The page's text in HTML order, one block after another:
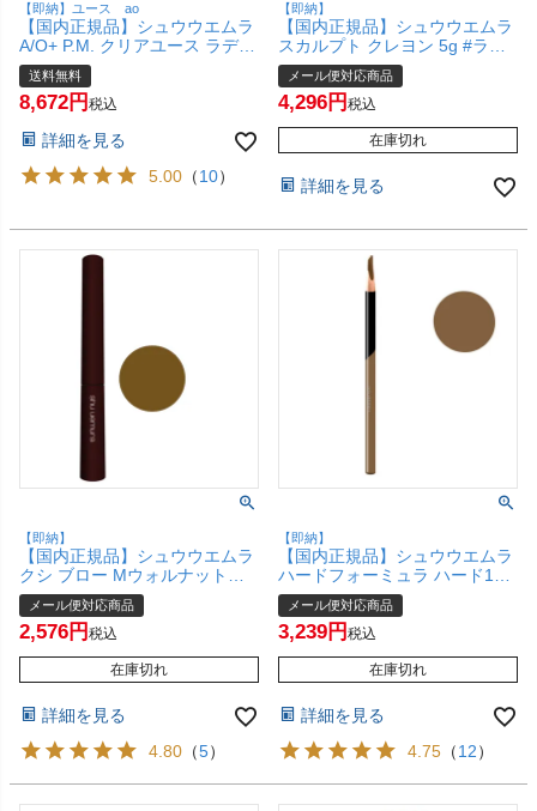
【即納】ユース ao
【国内正規品】シュウウエムラ
A/O+ P.M. クリアユース ラディ
アント クレンジングオイル
450ml shu uemura【メイク落
とし】【宅配便送料無料】
送料無料
8,672 税込
詳細を見る
5.00 （10）
【即納】
【国内正規品】シュウウエムラ
スカルプト クレヨン 5g #ラベ
ンダー グロー shu uemura【ア
イシャドー フェイスカラー チ
ーク】【メール便対応商品】
【SBT】(6068163)
メール便対応商品
4,296 税込
在庫切れ
詳細を見る
【即納】
【国内正規品】シュウウエムラ
クシ ブロー Mウォルナットブ
ラウン【アイブロー/アイブロ
ウ/眉墨/まゆ墨】【メール便対
応商品】【SBT】
メール便対応商品
2,576 税込
在庫切れ
詳細を見る
4.80 （5）
【即納】
【国内正規品】シュウウエムラ
ハードフォーミュラ ハード10
ウォルナット ブラウン 07 shu
uemura【アイブロウ ペンシル
アイブロー】【メール便対応商
品】【SBT】(6010480)
メール便対応商品
3,239 税込
在庫切れ
詳細を見る
4.75 （12）